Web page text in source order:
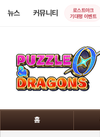
뉴스 커뮤니티
로스트아크
기대평 이벤트
홈